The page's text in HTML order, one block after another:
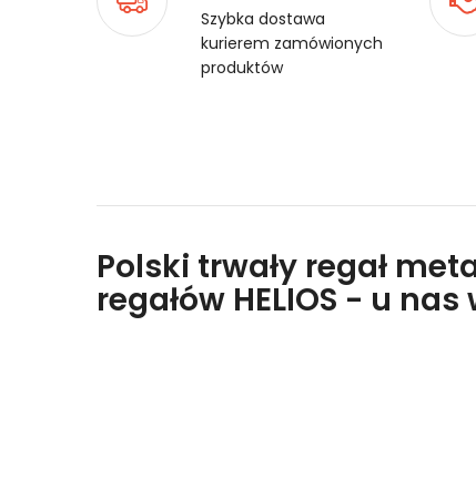
Szybka dostawa
kurierem zamówionych
produktów
Polski trwały regał
regałów HELIOS - u